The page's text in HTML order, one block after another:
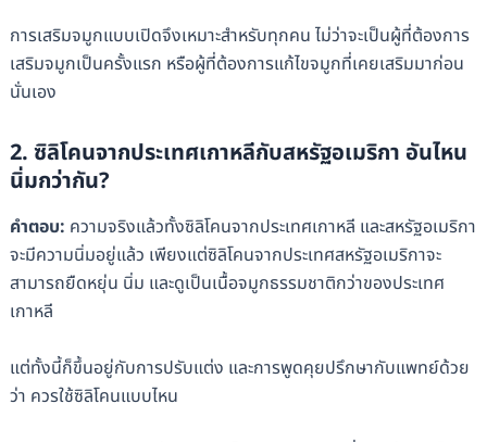
การเสริมจมูกแบบเปิดจึงเหมาะสำหรับทุกคน ไม่ว่าจะเป็นผู้ที่ต้องการ
เสริมจมูกเป็นครั้งแรก หรือผู้ที่ต้องการแก้ไขจมูกที่เคยเสริมมาก่อน
นั่นเอง
2. ซิลิโคนจากประเทศเกาหลีกับสหรัฐอเมริกา อันไหน
นิ่มกว่ากัน?
คำตอบ: ความจริงแล้วทั้งซิลิโคนจากประเทศเกาหลี และสหรัฐอเมริกา
จะมีความนิ่มอยู่แล้ว เพียงแต่ซิลิโคนจากประเทศสหรัฐอเมริกาจะ
สามารถยืดหยุ่น นิ่ม และดูเป็นเนื้อจมูกธรรมชาติกว่าของประเทศ
เกาหลี
แต่ทั้งนี้ก็ขึ้นอยู่กับการปรับแต่ง และการพูดคุยปรึกษากับแพทย์ด้วย
ว่า ควรใช้ซิลิโคนแบบไหน